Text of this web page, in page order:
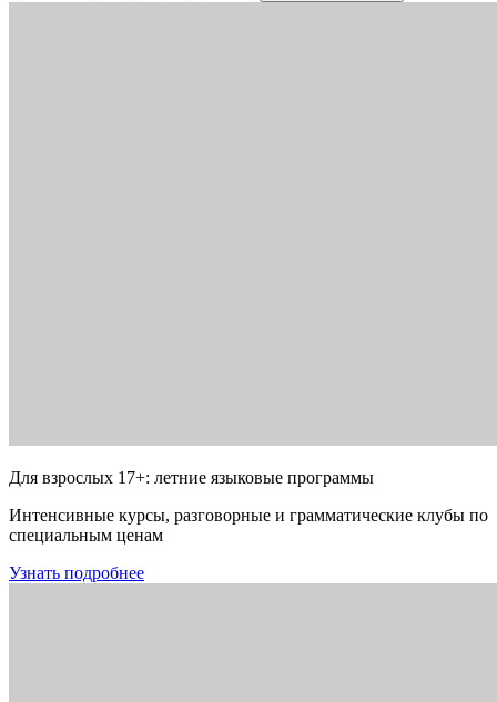
Для взрослых 17+: летние языковые программы
Интенсивные курсы, разговорные и грамматические клубы по
специальным ценам
Узнать подробнее